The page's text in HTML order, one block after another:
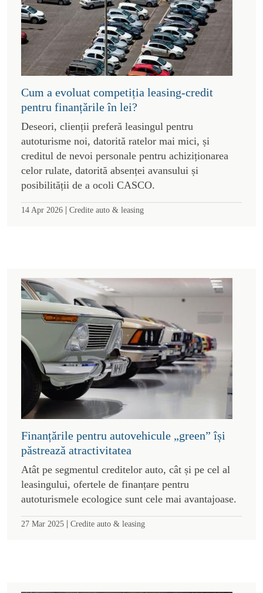
Cum a evoluat competiția leasing-credit
pentru finanțările în lei?
Deseori, clienții preferă leasingul pentru
autoturisme noi, datorită ratelor mai mici, și
creditul de nevoi personale pentru achiziționarea
celor rulate, datorită absenței avansului și
posibilității de a ocoli CASCO.
14 Apr 2026 | Credite auto & leasing
Finanțările pentru autovehicule „green” își
păstrează atractivitatea
Atât pe segmentul creditelor auto, cât și pe cel al
leasingului, ofertele de finanțare pentru
autoturismele ecologice sunt cele mai avantajoase.
27 Mar 2025 | Credite auto & leasing